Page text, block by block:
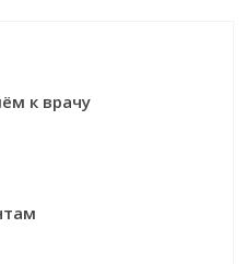
к врачу